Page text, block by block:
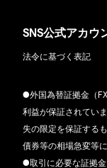
SNS公式アカウ
法令に基づく表記
●外国為替証拠金（
利益が保証されてい
失の限定を保証する
債券等の相場急変等
●取引に必要な証拠